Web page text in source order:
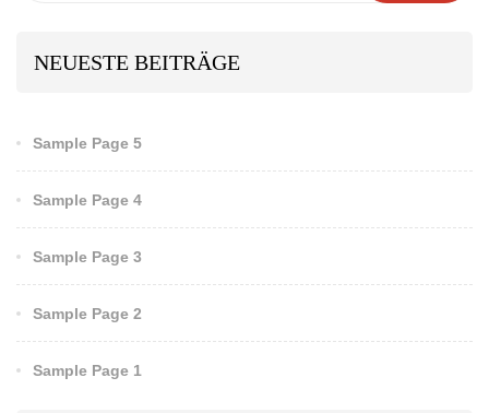
NEUESTE BEITRÄGE
Sample Page 5
Sample Page 4
Sample Page 3
Sample Page 2
Sample Page 1